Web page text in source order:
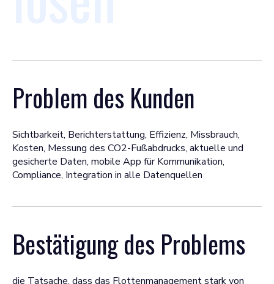
Problem des Kunden
Sichtbarkeit, Berichterstattung, Effizienz, Missbrauch,
Kosten, Messung des CO2-Fußabdrucks, aktuelle und
gesicherte Daten, mobile App für Kommunikation,
Compliance, Integration in alle Datenquellen
Bestätigung des Problems
die Tatsache, dass das Flottenmanagement stark von